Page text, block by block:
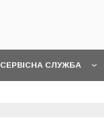
СЕРВІСНА СЛУЖБА